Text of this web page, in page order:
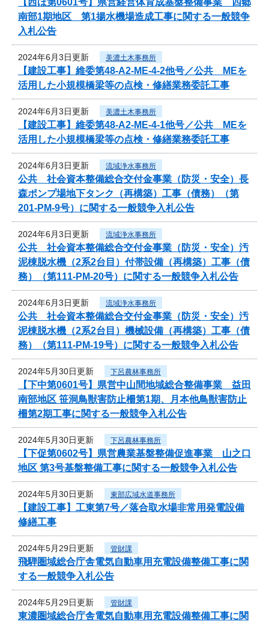
南部1期地区 第1揚水機場造成工事に関する一般競争
入札公告
2024年6月3日更新 美濃土木事務所
【建設工事】維委第48-A2-ME-4-2他号／公共 MEを
活用した小規模橋梁等の点検・修繕業務委託工事
2024年6月3日更新 美濃土木事務所
【建設工事】維委第48-A2-ME-4-1他号／公共 MEを
活用した小規模橋梁等の点検・修繕業務委託工事
2024年6月3日更新 流域浄水事務所
公共 社会資本整備総合交付金事業（防災・安全）長
森ポンプ場地下タンク（再構築）工事（債務）（第
201-PM-9号）に関する一般競争入札公告
2024年6月3日更新 流域浄水事務所
公共 社会資本整備総合交付金事業（防災・安全）汚
泥棟脱水機（2系2台目）付帯設備（再構築）工事（債
務）（第111-PM-20号）に関する一般競争入札公告
2024年6月3日更新 流域浄水事務所
公共 社会資本整備総合交付金事業（防災・安全）汚
泥棟脱水機（2系2台目）機械設備（再構築）工事（債
務）（第111-PM-19号）に関する一般競争入札公告
2024年5月30日更新 下呂農林事務所
【下中第0601号】県営中山間地域総合整備事業 益田
南部地区 笹洞鳥獣害防止柵第1期、月本他鳥獣害防止
柵第2期工事に関する一般競争入札公告
2024年5月30日更新 下呂農林事務所
【下促第0602号】県営農業基盤整備促進事業 山之口
地区 第3号基盤整備工事に関する一般競争入札公告
2024年5月30日更新 東部広域水道事務所
【建設工事】工東第7号／落合取水場非常用発電設備
修繕工事
2024年5月29日更新 管財課
飛騨圏域総合庁舎電気自動車用充電設備整備工事に関
する一般競争入札公告
2024年5月29日更新 管財課
東濃圏域総合庁舎電気自動車用充電設備整備工事に関